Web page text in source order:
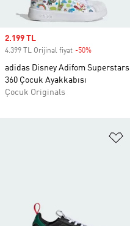
Sale price
2.199 TL
4.399 TL Orijinal fiyat -50%
adidas Disney Adifom Superstars
360 Çocuk Ayakkabısı
Çocuk Originals